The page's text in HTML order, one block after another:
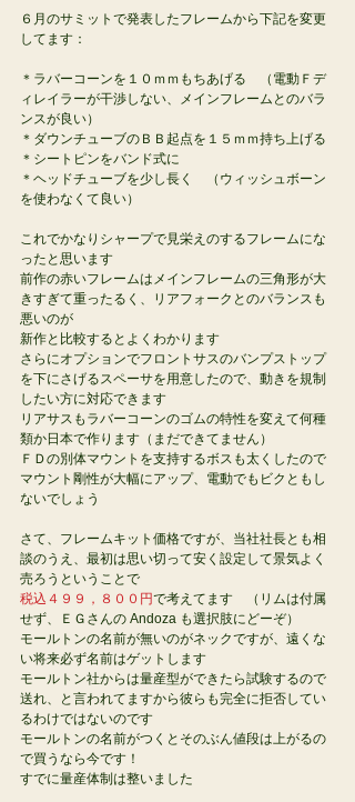
６月のサミットで発表したフレームから下記を変更
してます：
＊ラバーコーンを１０ｍｍもちあげる　（電動Ｆデ
ィレイラーが干渉しない、メインフレームとのバラ
ンスが良い）
＊ダウンチューブのＢＢ起点を１５ｍｍ持ち上げる
＊シートピンをバンド式に
＊ヘッドチューブを少し長く　（ウィッシュボーン
を使わなくて良い）
これでかなりシャープで見栄えのするフレームにな
ったと思います
前作の赤いフレームはメインフレームの三角形が大
きすぎて重ったるく、リアフォークとのバランスも
悪いのが
新作と比較するとよくわかります
さらにオプションでフロントサスのバンプストップ
を下にさげるスペーサを用意したので、動きを規制
したい方に対応できます
リアサスもラバーコーンのゴムの特性を変えて何種
類か日本で作ります（まだできてません）
ＦＤの別体マウントを支持するボスも太くしたので
マウント剛性が大幅にアップ、電動でもビクともし
ないでしょう
さて、フレームキット価格ですが、当社社長とも相
談のうえ、最初は思い切って安く設定して景気よく
売ろうということで
税込４９９，８００円で考えてます　（リムは付属
せず、ＥＧさんの Andoza も選択肢にどーぞ）
モールトンの名前が無いのがネックですが、遠くな
い将来必ず名前はゲットします
モールトン社からは量産型ができたら試験するので
送れ、と言われてますから彼らも完全に拒否してい
るわけではないのです
モールトンの名前がつくとそのぶん値段は上がるの
で買うなら今です！
すでに量産体制は整いました